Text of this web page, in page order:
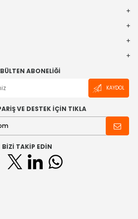
ABONELIĞI
KAYDOL
VE DESTEK İÇİN TIKLA
BIZI TAKIP EDIN